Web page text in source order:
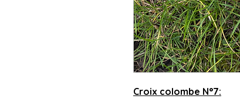
Croix colombe N°7: